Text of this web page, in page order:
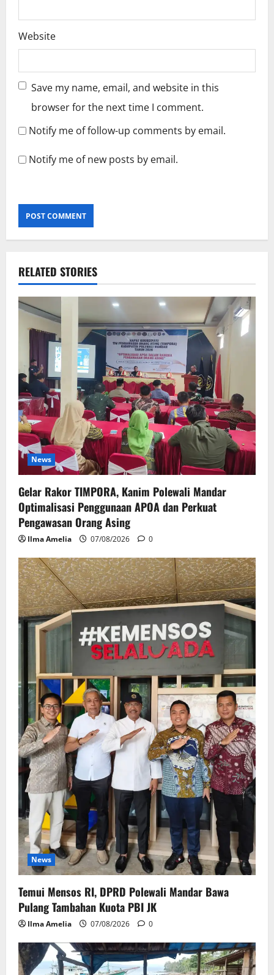
Website
Save my name, email, and website in this
browser for the next time I comment.
Notify me of follow-up comments by email.
Notify me of new posts by email.
RELATED STORIES
News
Gelar Rakor TIMPORA, Kanim Polewali Mandar
Optimalisasi Penggunaan APOA dan Perkuat
Pengawasan Orang Asing
Ilma Amelia 07/08/2026 0
News
Temui Mensos RI, DPRD Polewali Mandar Bawa
Pulang Tambahan Kuota PBI JK
Ilma Amelia 07/08/2026 0